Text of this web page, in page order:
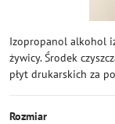
Izopropanol alkohol
żywicy. Środek
płyt drukarskich za
Rozmiar